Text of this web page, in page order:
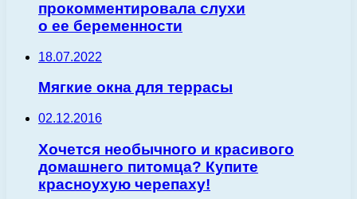
прокомментировала слухи
о ее беременности
18.07.2022
Мягкие окна для террасы
02.12.2016
Хочется необычного и красивого
домашнего питомца? Купите
красноухую черепаху!